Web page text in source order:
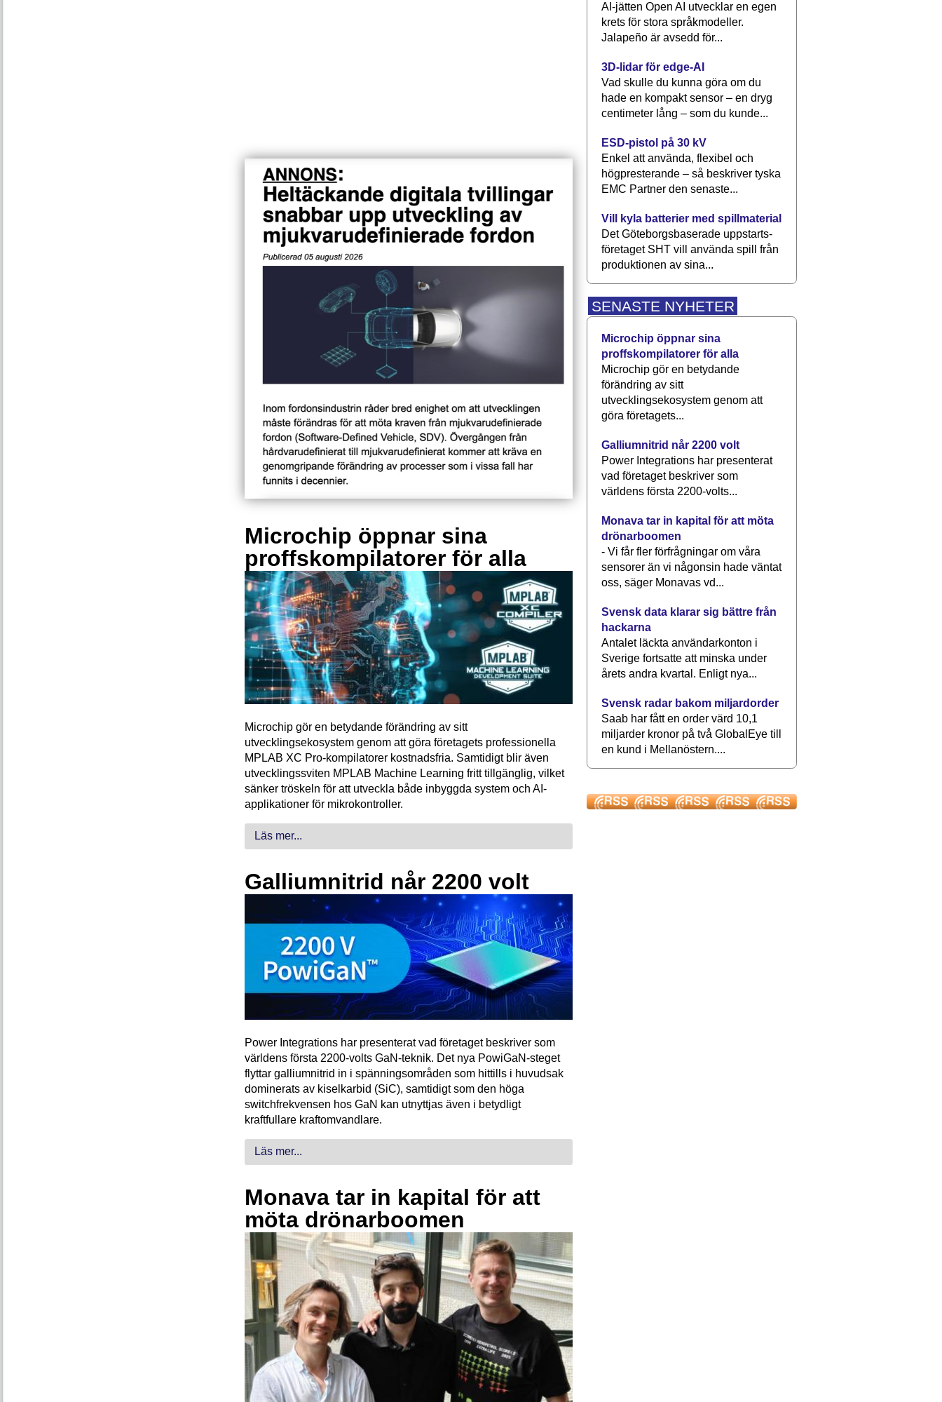
Microchip öppnar sina
proffskompilatorer för alla
Microchip gör en betydande förändring av sitt
utvecklingsekosystem genom att göra företagets professionella
MPLAB XC Pro-kompilatorer kostnadsfria. Samtidigt blir även
utvecklingssviten MPLAB Machine Learning fritt tillgänglig, vilket
sänker tröskeln för att utveckla både inbyggda system och AI-
applikationer för mikrokontroller.
Läs mer...
Galliumnitrid når 2200 volt
Power Integrations har presenterat vad företaget beskriver som
världens första 2200-volts GaN-teknik. Det nya PowiGaN-steget
flyttar galliumnitrid in i spänningsområden som hittills i huvudsak
dominerats av kiselkarbid (SiC), samtidigt som den höga
switchfrekvensen hos GaN kan utnyttjas även i betydligt
kraftfullare kraftomvandlare.
Läs mer...
Monava tar in kapital för att
möta drönarboomen
AI-jätten Open AI utvecklar en egen
krets för stora språkmodeller.
Jalapeño är avsedd för...
3D-lidar för edge-AI
Vad skulle du kunna göra om du
hade en kompakt sensor – en dryg
centimeter lång – som du kunde...
ESD-pistol på 30 kV
Enkel att använda, flexibel och
högpresterande – så beskriver tyska
EMC Partner den senaste...
Vill kyla batterier med spillmaterial
Det Göteborgsbaserade upp­starts­
företaget SHT vill använda spill från
produktionen av sina...
SENASTE NYHETER
Microchip öppnar sina
proffskompilatorer för alla
Microchip gör en betydande
förändring av sitt
utvecklingsekosystem genom att
göra företagets...
Galliumnitrid når 2200 volt
Power Integrations har presenterat
vad företaget beskriver som
världens första 2200-volts...
Monava tar in kapital för att möta
drönarboomen
- Vi får fler förfrågningar om våra
sensorer än vi någonsin hade väntat
oss, säger Monavas vd...
Svensk data klarar sig bättre från
hackarna
Antalet läckta användarkonton i
Sverige fortsatte att minska under
årets andra kvartal. Enligt nya...
Svensk radar bakom miljardorder
Saab har fått en order värd 10,1
miljarder kronor på två GlobalEye till
en kund i Mellanöstern....